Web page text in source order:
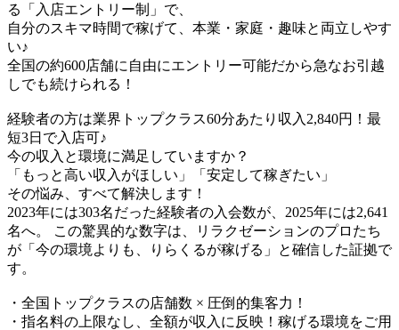
る「入店エントリー制」で、
​自分のスキマ時間で稼げて、本業・家庭・趣味と両立しやす
い♪​
全国の約600店舗に自由にエントリー可能だから急なお引越
しでも続けられる！
経験者の方は業界トップクラス60分あたり収入2,840円！最
短3日で入店可♪
今の収入と環境に満足していますか？
「もっと高い収入がほしい」「安定して稼ぎたい」
その悩み、すべて解決します！
2023年には303名だった経験者の入会数が、2025年には2,641
名へ。 この驚異的な数字は、リラクゼーションのプロたち
が「今の環境よりも、りらくるが稼げる」と確信した証拠で
す。
・全国トップクラスの店舗数 × 圧倒的集客力！
・指名料の上限なし、全額が収入に反映！稼げる環境をご用